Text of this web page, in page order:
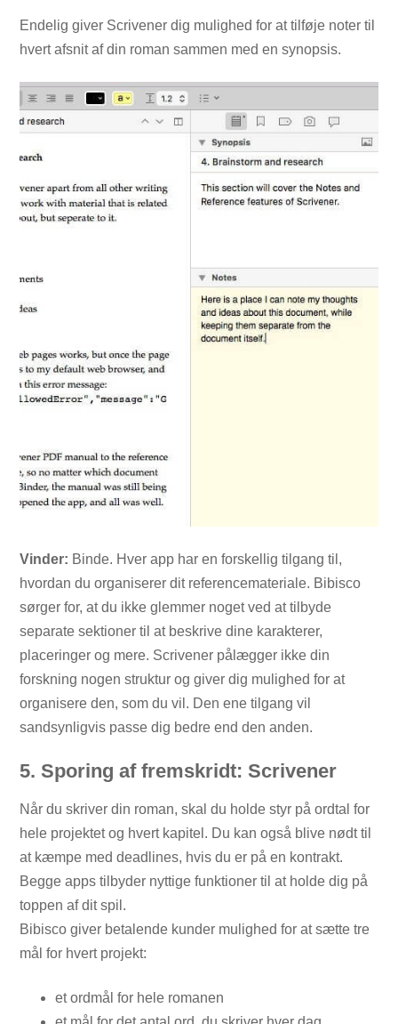
Endelig giver Scrivener dig mulighed for at tilføje noter til
hvert afsnit af din roman sammen med en synopsis.
Vinder: Binde. Hver app har en forskellig tilgang til,
hvordan du organiserer dit referencemateriale. Bibisco
sørger for, at du ikke glemmer noget ved at tilbyde
separate sektioner til at beskrive dine karakterer,
placeringer og mere. Scrivener pålægger ikke din
forskning nogen struktur og giver dig mulighed for at
organisere den, som du vil. Den ene tilgang vil
sandsynligvis passe dig bedre end den anden.
5. Sporing af fremskridt: Scrivener
Når du skriver din roman, skal du holde styr på ordtal for
hele projektet og hvert kapitel. Du kan også blive nødt til
at kæmpe med deadlines, hvis du er på en kontrakt.
Begge apps tilbyder nyttige funktioner til at holde dig på
toppen af ​​dit spil.
Bibisco giver betalende kunder mulighed for at sætte tre
mål for hvert projekt:
et ordmål for hele romanen